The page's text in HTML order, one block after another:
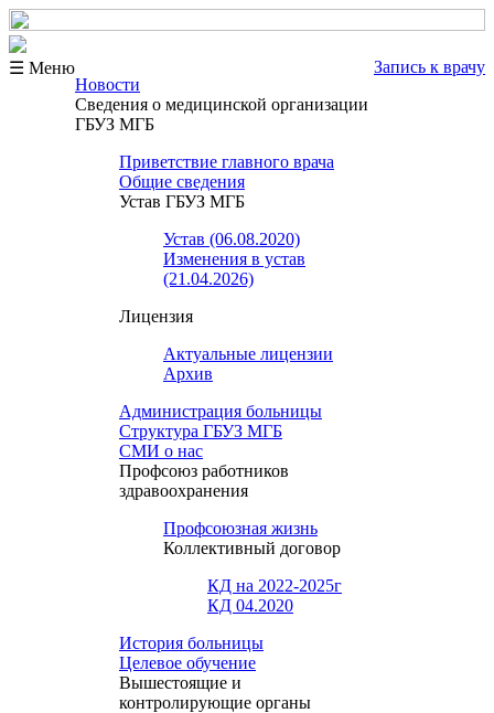
☰ Меню
Запись к врачу
Новости
Сведения о медицинской организации
ГБУЗ МГБ
Приветствие главного врача
Общие сведения
Устав ГБУЗ МГБ
Устав (06.08.2020)
Изменения в устав
(21.04.2026)
Лицензия
Актуальные лицензии
Архив
Администрация больницы
Структура ГБУЗ МГБ
СМИ о нас
Профсоюз работников
здравоохранения
Профсоюзная жизнь
Коллективный договор
КД на 2022-2025г
КД 04.2020
История больницы
Целевое обучение
Вышестоящие и
контролирующие органы